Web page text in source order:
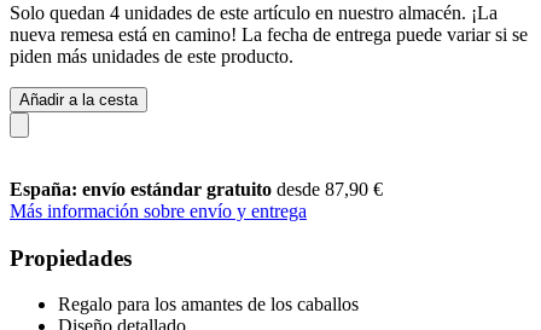
Solo quedan 4 unidades de este artículo en nuestro almacén. ¡La
nueva remesa está en camino! La fecha de entrega puede variar si se
piden más unidades de este producto.
Añadir a la cesta
España: envío estándar gratuito desde 87,90 €
Más información sobre envío y entrega
Propiedades
Regalo para los amantes de los caballos